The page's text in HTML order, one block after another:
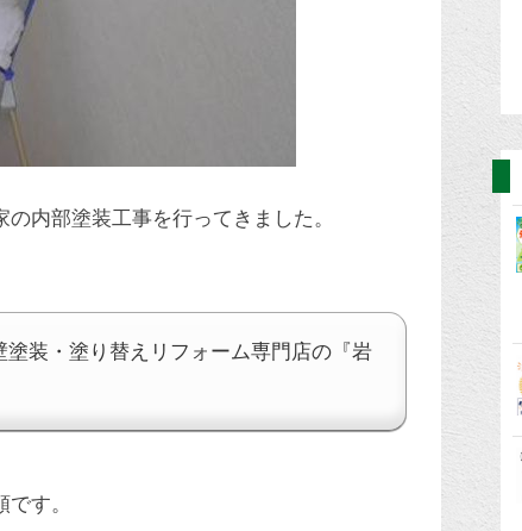
内部塗装工事を行ってきました。
装・塗り替えリフォーム専門店の『岩
す。